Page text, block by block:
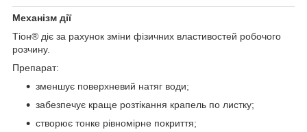
Механізм дії
Тіон® діє за рахунок зміни фізичних властивостей робочого
розчину.
Препарат:
зменшує поверхневий натяг води;
забезпечує краще розтікання крапель по листку;
створює тонке рівномірне покриття;